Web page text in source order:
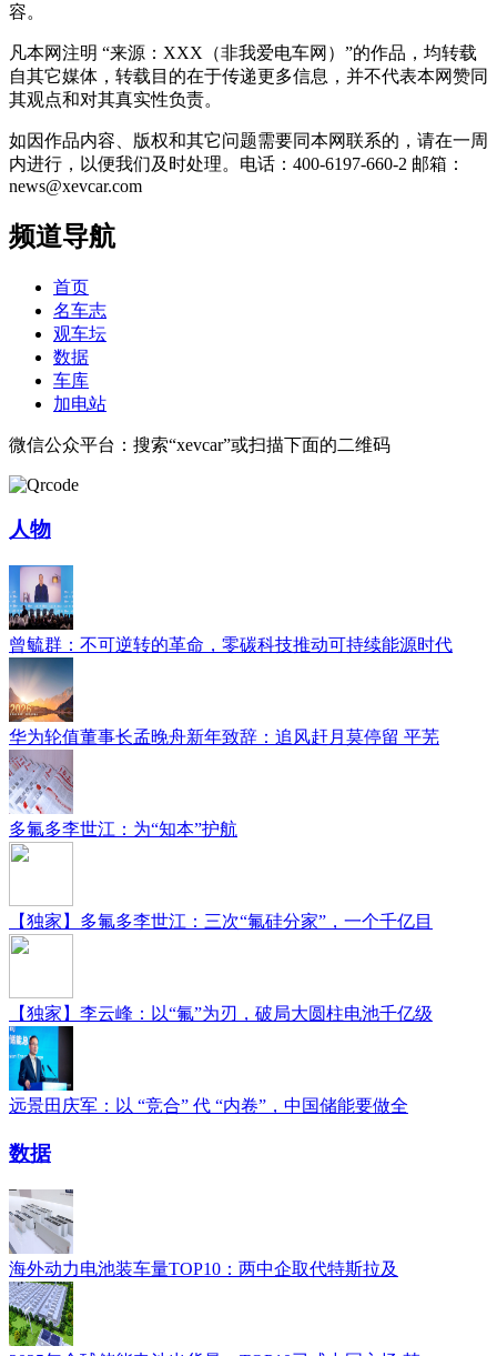
容。
凡本网注明 “来源：XXX（非我爱电车网）”的作品，均转载
自其它媒体，转载目的在于传递更多信息，并不代表本网赞同
其观点和对其真实性负责。
如因作品内容、版权和其它问题需要同本网联系的，请在一周
内进行，以便我们及时处理。电话：400-6197-660-2 邮箱：
news@xevcar.com
频道导航
首页
名车志
观车坛
数据
车库
加电站
微信公众平台：搜索“xevcar”或扫描下面的二维码
人物
曾毓群：不可逆转的革命，零碳科技推动可持续能源时代
华为轮值董事长孟晚舟新年致辞：追风赶月莫停留 平芜
多氟多李世江：为“知本”护航
【独家】多氟多李世江：三次“氟硅分家”，一个千亿目
【独家】李云峰：以“氟”为刃，破局大圆柱电池千亿级
远景田庆军：以 “竞合” 代 “内卷”，中国储能要做全
数据
海外动力电池装车量TOP10：两中企取代特斯拉及